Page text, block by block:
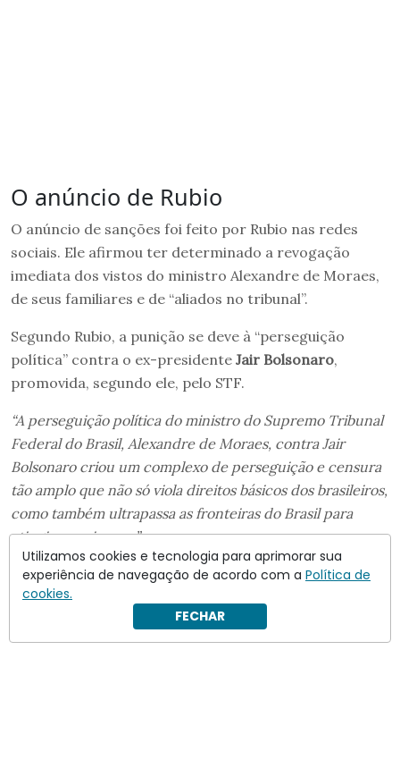
O anúncio de Rubio
O anúncio de sanções foi feito por Rubio nas redes
sociais. Ele afirmou ter determinado a revogação
imediata dos vistos do ministro Alexandre de Moraes,
de seus familiares e de “aliados no tribunal”.
Segundo Rubio, a punição se deve à “perseguição
política” contra o ex-presidente Jair Bolsonaro,
promovida, segundo ele, pelo STF.
“A perseguição política do ministro do Supremo Tribunal
Federal do Brasil, Alexandre de Moraes, contra Jair
Bolsonaro criou um complexo de perseguição e censura
tão amplo que não só viola direitos básicos dos brasileiros,
como também ultrapassa as fronteiras do Brasil para
atingir americanos.”
Utilizamos cookies e tecnologia para aprimorar sua
experiência de navegação de acordo com a Política de
cookies.
FECHAR